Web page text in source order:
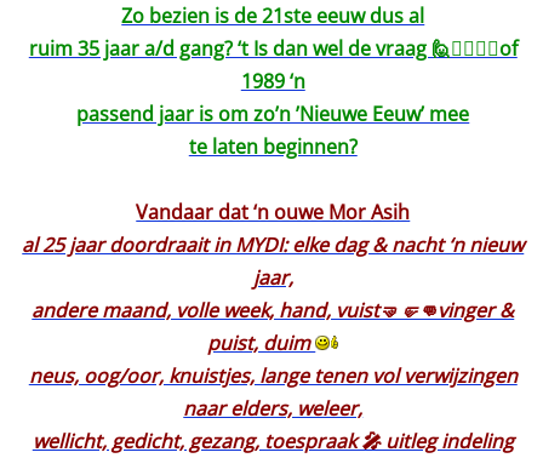
Zo bezien is de 21ste eeuw dus al
ruim 35 jaar a/d gang? ‘t Is dan wel de vraag 🙋🙋‍♂️🙋‍♀️of
1989 ‘n
passend jaar is om zo’n ’Nieuwe Eeuw’ mee
te laten beginnen?
Vandaar dat ‘n ouwe Mor Asih
al 25 jaar doordraait in MYDI: elke dag & nacht ‘n nieuw
jaar,
andere maand, volle week, hand, vuist🤜🤛👊vinger &
puist, duim
neus, oog/oor, knuistjes, lange tenen vol verwijzingen
naar elders, weleer,
wellicht, gedicht, gezang, toespraak 🎤 uitleg indeling